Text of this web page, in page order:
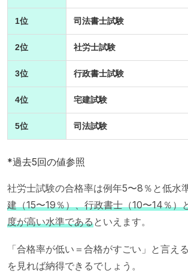
1位 司法書士試験
2位 社労士試験
3位 行政書士試験
4位 宅建試験
5位 司法試験
*過去5回の値参照
社労士試験の合格率は例年5〜8％と低水
建（15〜19％）、行政書士（10〜14％）
度が高い水準であるといえます。
「合格率が低い＝合格がすごい」と言え
を見れば納得できるでしょう。